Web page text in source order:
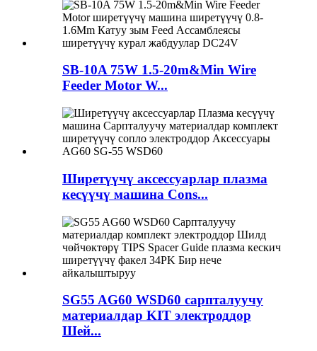
SB-10A 75W 1.5-20m&Min Wire
Feeder Motor W...
Ширетүүчү аксессуарлар плазма
кесүүчү машина Cons...
SG55 AG60 WSD60 сарпталуучу
материалдар KIT электроддор
Шей...